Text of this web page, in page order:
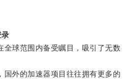
录
球范围内备受瞩目，吸引了无数
外的加速器项目往往拥有更多的